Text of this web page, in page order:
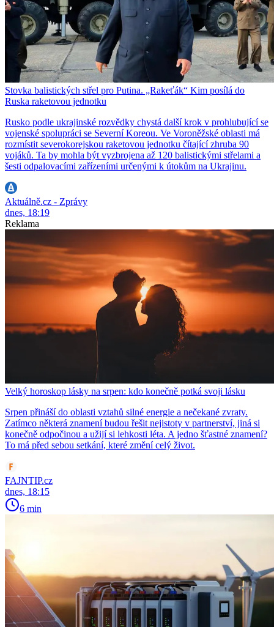
Stovka balistických střel pro Putina. „Rakeťák“ Kim posílá do
Ruska raketovou jednotku
Rusko podle ukrajinské rozvědky chystá další krok v prohlubující se
vojenské spolupráci se Severní Koreou. Ve Voroněžské oblasti má
rozmístit severokorejskou raketovou jednotku čítající zhruba 90
vojáků. Ta by mohla být vyzbrojena až 120 balistickými střelami a
šesti odpalovacími zařízeními určenými k útokům na Ukrajinu.
Aktuálně.cz - Zprávy
dnes, 18:19
Reklama
Velký horoskop lásky na srpen: kdo konečně potká svoji lásku
Srpen přináší do oblasti vztahů silné energie a nečekané zvraty.
Zatímco některá znamení budou řešit nejistoty v partnerství, jiná si
konečně odpočinou a užijí si lehkosti léta. A jedno šťastné znamení?
To má před sebou setkání, které změní celý život.
FAJNTIP.cz
dnes, 18:15
6 min